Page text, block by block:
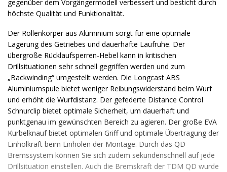
gegenüber dem Vorgängermodell verbessert und besticht durch
höchste Qualität und Funktionalität.
Der Rollenkörper aus Aluminium sorgt für eine optimale
Lagerung des Getriebes und dauerhafte Laufruhe. Der
übergroße Rücklaufsperren-Hebel kann in kritischen
Drillsituationen sehr schnell gegriffen werden und zum
„Backwinding“ umgestellt werden. Die Longcast ABS
Aluminiumspule bietet weniger Reibungswiderstand beim Wurf
und erhöht die Wurfdistanz. Der gefederte Distance Control
Schnurclip bietet optimale Sicherheit, um dauerhaft und
punktgenau im gewünschten Bereich zu agieren. Der große EVA
Kurbelknauf bietet optimalen Griff und optimale Übertragung der
Einholkraft beim Einholen der Montage. Durch das QD
Bremssystem können Sie sich zudem sekundenschnell auf jede
Drillsituation einstellen. Auch die Bremskraft der TDM QD wurde